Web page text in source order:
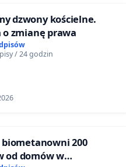
dzwony kościelne.
o zmianę prawa
/ 24 godzin
biometanowni 200
od domów w